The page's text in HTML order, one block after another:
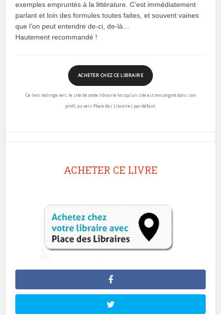
exemples empruntés à la littérature. C’est immédiatement
parlant et loin des formules toutes faites, et souvent vaines
que l’on peut entendre de-ci, de-là…
Hautement recommandé !
ACHETER CHEZ CE LIBRAIRE
Ce lien redirige vers le site de cette librairie lorsqu’un site est renseigné dans son
profil, ou vers Place des Libraires par défaut.
ACHETER CE LIVRE